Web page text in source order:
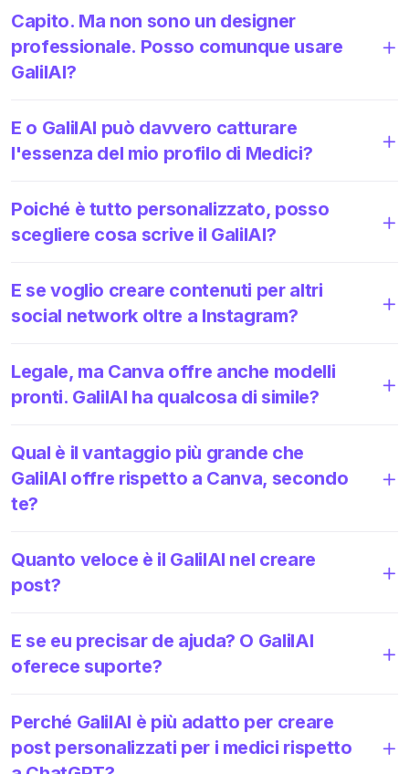
Capito. Ma non sono un designer
professionale. Posso comunque usare
GalilAI?
E o GalilAI può davvero catturare
l'essenza del mio profilo di Medici?
Poiché è tutto personalizzato, posso
scegliere cosa scrive il GalilAI?
E se voglio creare contenuti per altri
social network oltre a Instagram?
Legale, ma Canva offre anche modelli
pronti. GalilAI ha qualcosa di simile?
Qual è il vantaggio più grande che
GalilAI offre rispetto a Canva, secondo
te?
Quanto veloce è il GalilAI nel creare
post?
E se eu precisar de ajuda? O GalilAI
oferece suporte?
Perché GalilAI è più adatto per creare
post personalizzati per i medici rispetto